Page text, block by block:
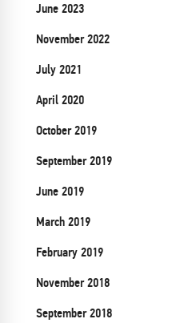
June 2023
November 2022
July 2021
April 2020
October 2019
September 2019
June 2019
March 2019
February 2019
November 2018
September 2018